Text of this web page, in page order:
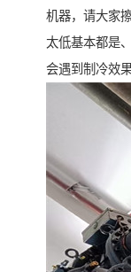
机器，请大家
太低基本都是
会遇到制冷效